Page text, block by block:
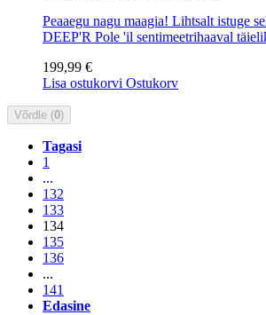
Peaaegu nagu maagia! Lihtsalt istuge
DEEP'R Pole 'il sentimeetrihaaval
199,99 €
Lisa ostukorvi Ostukorv
Võrdle (0)
Tagasi
1
...
132
133
134
135
136
...
141
Edasine